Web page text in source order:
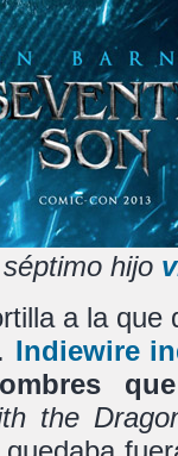
hijo
a la que
Indiewire
the